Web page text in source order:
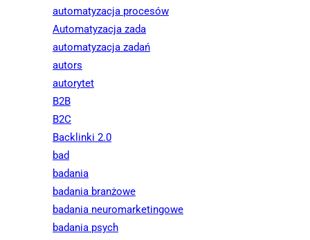
automatyzacja procesów
Automatyzacja zada
automatyzacja zadań
autors
autorytet
B2B
B2C
Backlinki 2.0
bad
badania
badania branżowe
badania neuromarketingowe
badania psych